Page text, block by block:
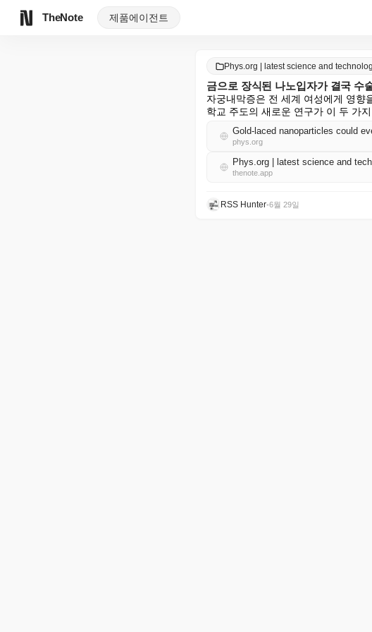
TheNote 제품에이전트
Phys.org | latest science and
금으로 장식된 나노입자가 결국 수
자궁내막증은 전 세계 여성에게 영향
학교 주도의 새로운 연구가 이 두 가
Gold-laced nanoparticles could
phys.org
Phys.org | latest science and
thenote.app
RSS Hunter•6월 29일